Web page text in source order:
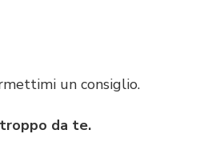
un consiglio.
da te.